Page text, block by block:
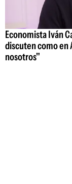
Economista Iván
discuten como en
nosotros"